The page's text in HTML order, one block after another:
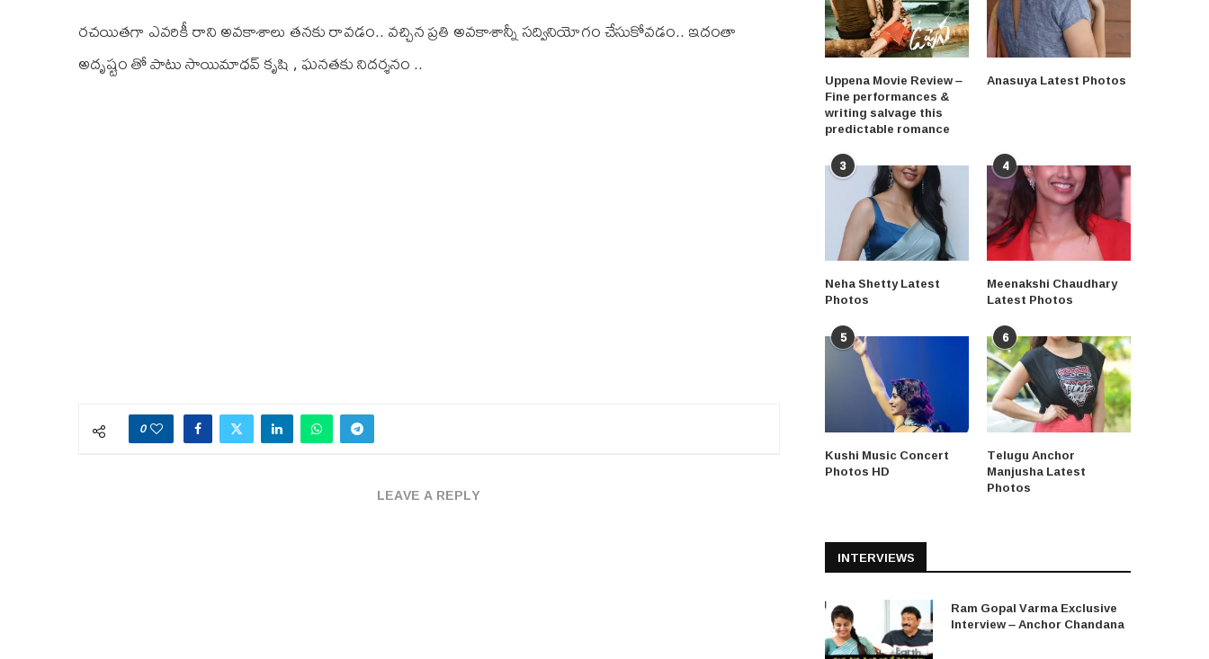
రచయితగా ఎవరికీ రాని అవకాశాలు తనకు రావడం.. వచ్చిన ప్రతి అవకాశాన్నీ సద్వినియోగం చేసుకోవడం.. ఇదంతా
అదృష్టం తో పాటు సాయిమాధవ్ కృషి , ఘనతకు నిదర్శనం ..
0
LEAVE A REPLY
Uppena Movie Review –
Fine performances &
writing salvage this
predictable romance
Anasuya Latest Photos
3
Neha Shetty Latest
Photos
4
Meenakshi Chaudhary
Latest Photos
5
Kushi Music Concert
Photos HD
6
Telugu Anchor
Manjusha Latest
Photos
INTERVIEWS
Ram Gopal Varma Exclusive
Interview – Anchor Chandana